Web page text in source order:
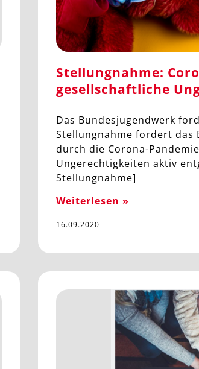
Stellungnahme:
gesellschaftliche
Das Bundesjugendwerk
Stellungnahme fordert das
durch die Corona-
Ungerechtigkeiten aktiv
Stellungnahme]
Weiterlesen »
16.09.2020